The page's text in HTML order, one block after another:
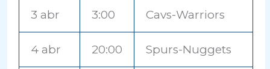
3 abr 3:00 Cavs-Warriors
4 abr 20:00 Spurs-Nuggets